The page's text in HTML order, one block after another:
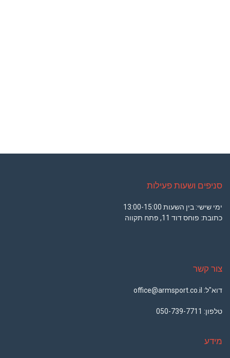
סניפים ושעות פעילות
ימי שישי: בין השעות 13:00-15:00
כתובת: פוחס דוד 11, פתח תקווה
צור קשר
דוא"ל: office@armsport.co.il
טלפון: 050-739-7711
מידע